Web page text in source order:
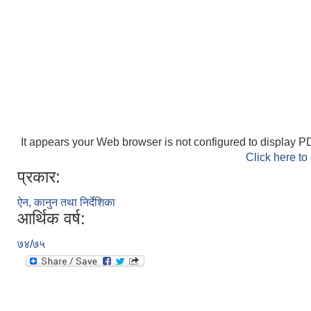
It appears your Web browser is not configured to display
Click here
प्रकार:
ऐन, कानुन तथा निर्देशिका
आर्थिक वर्ष:
७४/७५